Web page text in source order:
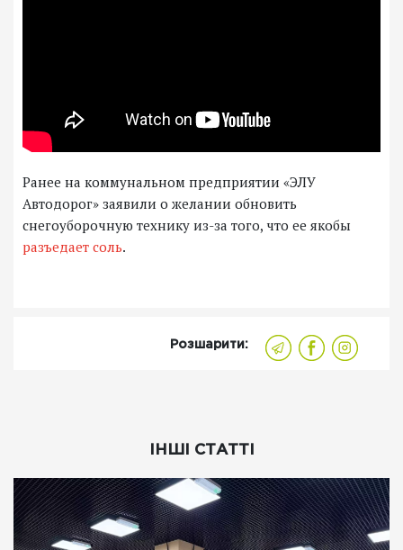
Ранее на коммунальном предприятии «ЭЛУ
Автодорог» заявили о желании обновить
снегоуборочную технику из-за того, что ее якобы
разъедает соль.
Розшарити:
ІНШІ СТАТТІ